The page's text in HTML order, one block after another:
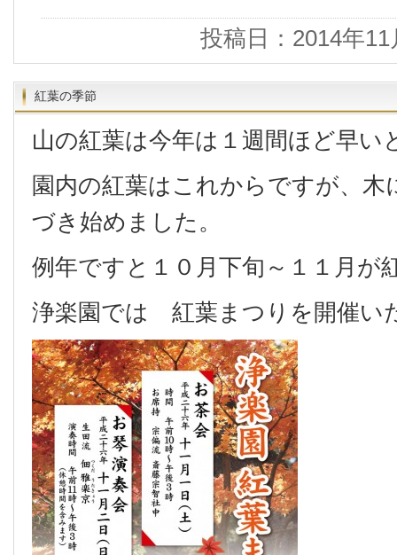
投稿日：2014年11
紅葉の季節
山の紅葉は今年は１週間ほど早い
園内の紅葉はこれからですが、
づき始めました。
例年ですと１０月下旬～１１月が
浄楽園では 紅葉まつりを開催い